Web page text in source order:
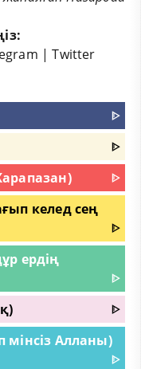
|Twitter
ᐈ
ᐈ
ᐈ
келед сең
ᐈ
ердің
ᐈ
ᐈ
Алланы)
ᐈ